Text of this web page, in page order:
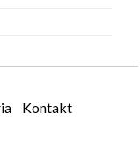
Kontakt